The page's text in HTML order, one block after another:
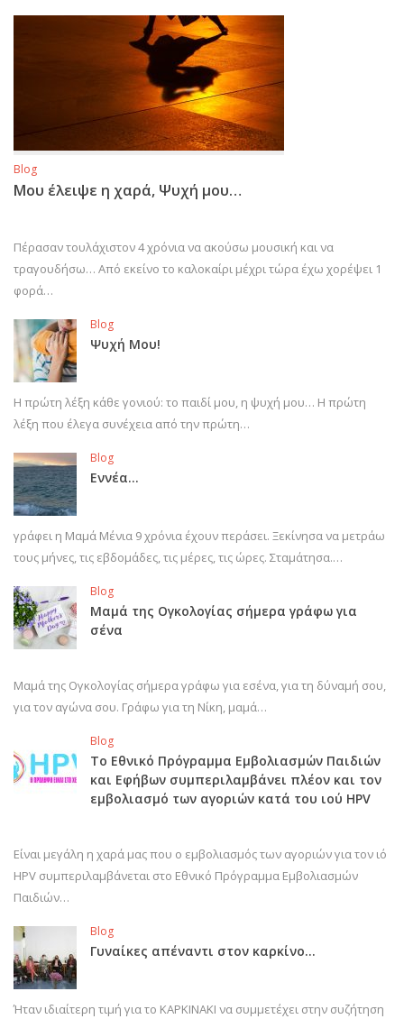
Blog
Μου έλειψε η χαρά, Ψυχή μου…
Πέρασαν τουλάχιστον 4 χρόνια να ακούσω μουσική και να
τραγουδήσω… Από εκείνο το καλοκαίρι μέχρι τώρα έχω χορέψει 1
φορά…
Blog
Ψυχή Μου!
Η πρώτη λέξη κάθε γονιού: το παιδί μου, η ψυχή μου… Η πρώτη
λέξη που έλεγα συνέχεια από την πρώτη…
Blog
Εννέα…
γράφει η Μαμά Μένια 9 χρόνια έχουν περάσει. Ξεκίνησα να μετράω
τους μήνες, τις εβδομάδες, τις μέρες, τις ώρες. Σταμάτησα.…
Blog
Μαμά της Ογκολογίας σήμερα γράφω για
σένα
Μαμά της Ογκολογίας σήμερα γράφω για εσένα, για τη δύναμή σου,
για τον αγώνα σου. Γράφω για τη Νίκη, μαμά…
Blog
Το Εθνικό Πρόγραμμα Εμβολιασμών Παιδιών
και Εφήβων συμπεριλαμβάνει πλέον και τον
εμβολιασμό των αγοριών κατά του ιού HPV
Είναι μεγάλη η χαρά μας που ο εμβολιασμός των αγοριών για τον ιό
HPV συμπεριλαμβάνεται στο Εθνικό Πρόγραμμα Εμβολιασμών
Παιδιών…
Blog
Γυναίκες απέναντι στον καρκίνο…
Ήταν ιδιαίτερη τιμή για το ΚΑΡΚΙΝΑΚΙ να συμμετέχει στην συζήτηση